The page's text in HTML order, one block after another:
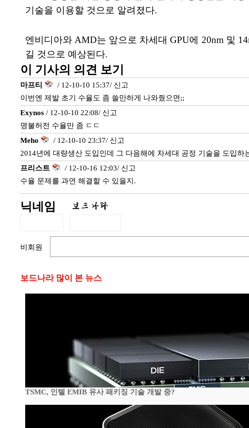
기술을 이용할 것으로 알려졌다.
엔비디아와 AMD는 앞으로 차세대 GPU에 20nm 및
길 것으로 예상된다.
이 기사의 의견 보기
마프티 / 12-10-10 15:37/ 신고
이번엔 제발 초기 수율도 좀 쓸만하게 나와줬으면;;
Exynos/ 12-10-10 22:08/ 신고
명불허전 수율만 좀 ㄷㄷ
Meho
/ 12-10-10 23:37/ 신고
2014년에 대량생산 도입인데 그 다음해에 차세대 공정 기술을 도입
프리스트
/ 12-10-16 12:03/ 신고
수율 문제를 과연 해결할 수 있을지.
닉네임
비회원
보드나라 많이 본 뉴스
TSMC, 인텔 EMIB 유사 패키징 기술 개발 중?